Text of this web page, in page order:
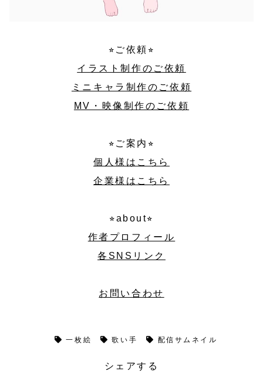
⭐︎ご依頼⭐︎
イラスト制作のご依頼
ミニキャラ制作のご依頼
MV・映像制作のご依頼
⭐︎ご案内⭐︎
個人様はこちら
企業様はこちら
⭐︎about⭐︎
作者プロフィール
各SNSリンク
お問い合わせ
一枚絵 歌い手 配信サムネイル
シェアする